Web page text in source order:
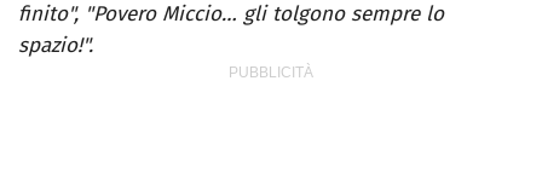
finito", "Povero Miccio… gli tolgono sempre lo
spazio!".